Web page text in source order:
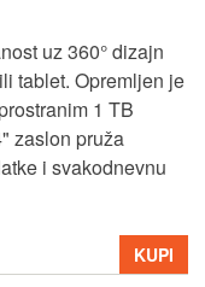
uz 360° dizajn
tablet. Opremljen je
1 TB
zaslon pruža
i svakodnevnu
KUPI